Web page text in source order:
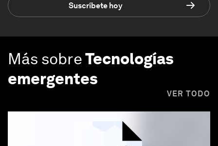
Suscríbete hoy
Más sobreTecnologías
emergentes
VER TODO